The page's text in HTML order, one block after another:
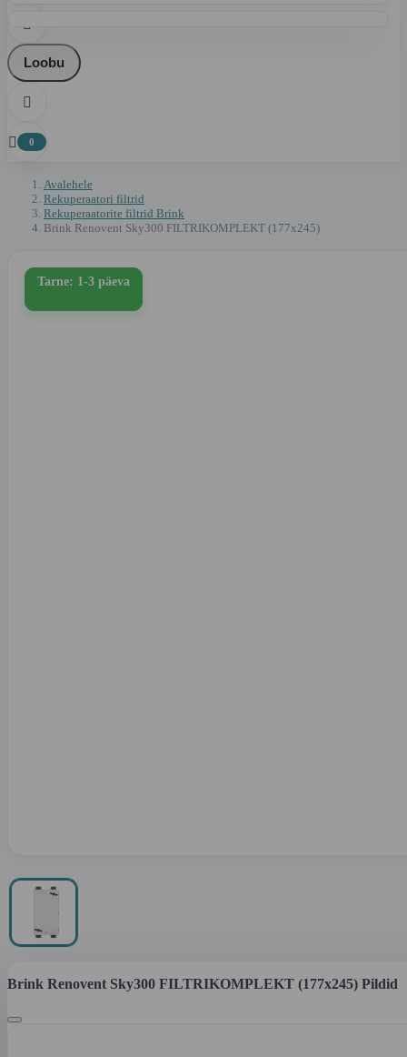

Loobu

 0
Avalehele
Rekuperaatori filtrid
Rekuperaatorite filtrid Brink
Brink Renovent Sky300 FILTRIKOMPLEKT (177x245)
Tarne: 1-3 päeva
Brink Renovent Sky300 FILTRIKOMPLEKT (177x245) Pildid